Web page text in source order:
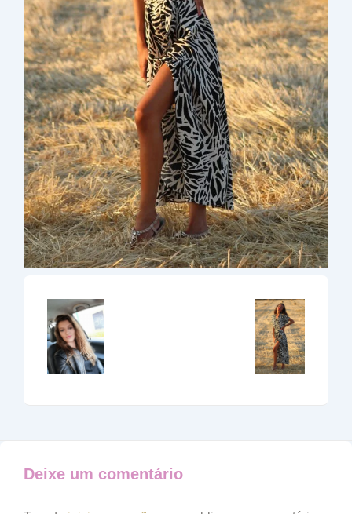
Deixe um comentário